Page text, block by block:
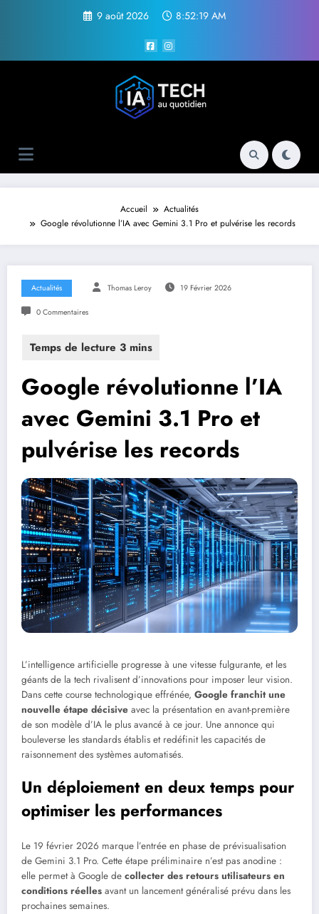
9 août 2026 8:52:20 AM
Accueil
Actualités
Google révolutionne l’IA avec Gemini 3.1 Pro et pulvérise les records
Actualités Thomas Leroy 19 Février 2026
0 Commentaires
Google révolutionne l’IA
avec Gemini 3.1 Pro et
pulvérise les records
L’intelligence artificielle progresse à une vitesse fulgurante, et les
géants de la tech rivalisent d’innovations pour imposer leur vision.
Dans cette course technologique effrénée, Google franchit une
nouvelle étape décisive avec la présentation en avant-première
de son modèle d’IA le plus avancé à ce jour. Une annonce qui
bouleverse les standards établis et redéfinit les capacités de
raisonnement des systèmes automatisés.
Un déploiement en deux temps pour
optimiser les performances
Le 19 février 2026 marque l’entrée en phase de prévisualisation
de Gemini 3.1 Pro. Cette étape préliminaire n’est pas anodine :
elle permet à Google de collecter des retours utilisateurs en
conditions réelles avant un lancement généralisé prévu dans les
prochaines semaines.